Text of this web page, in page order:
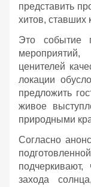
представить
хитов, ставших
Это событие
ценителей
локации
предложить
живое
природными
Согласно
захода